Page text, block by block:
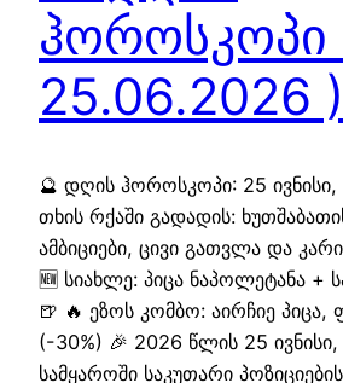
ჰოროსკოპი
25.06.2026 )
🔮 დღის ჰოროსკოპი: 25
თხის რქაში გადადის:
ამბიციები, ცივი გათვლა და
🆕 სიახლე: პიცა ნაპოლეტანა +
🍺 🔥 ეზოს კომბო: აირჩიე პიცა,
(-30%) 🎉 2026 წლის 25 ივნისი,
სამყაროში საკუთარი